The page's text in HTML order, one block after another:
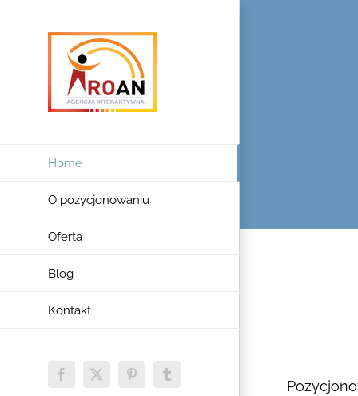
Home
O pozycjonowaniu
Oferta
Blog
Kontakt
Facebook
X PinterestTumblr